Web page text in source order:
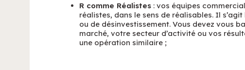
R comme Réalistes: vos équipes
réalistes, dans le sens de réalisables. Il
ou de désinvestissement. Vous devez vous
marché, votre secteur d’activité ou vos
une opération similaire ;